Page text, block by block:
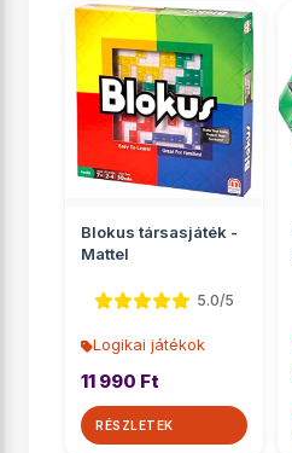
Blokus társasjáték -
Mattel
5.0/5
Logikai játékok
11 990 Ft
RÉSZLETEK